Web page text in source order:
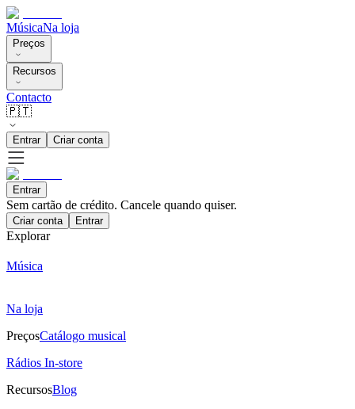
MúsicaNa loja
Preços
Recursos
Contacto
🇵🇹
Entrar Criar conta
Entrar
Sem cartão de crédito. Cancele quando quiser.
Criar conta Entrar
Explorar
Música
Na loja
PreçosCatálogo musical
Rádios In-store
RecursosBlog